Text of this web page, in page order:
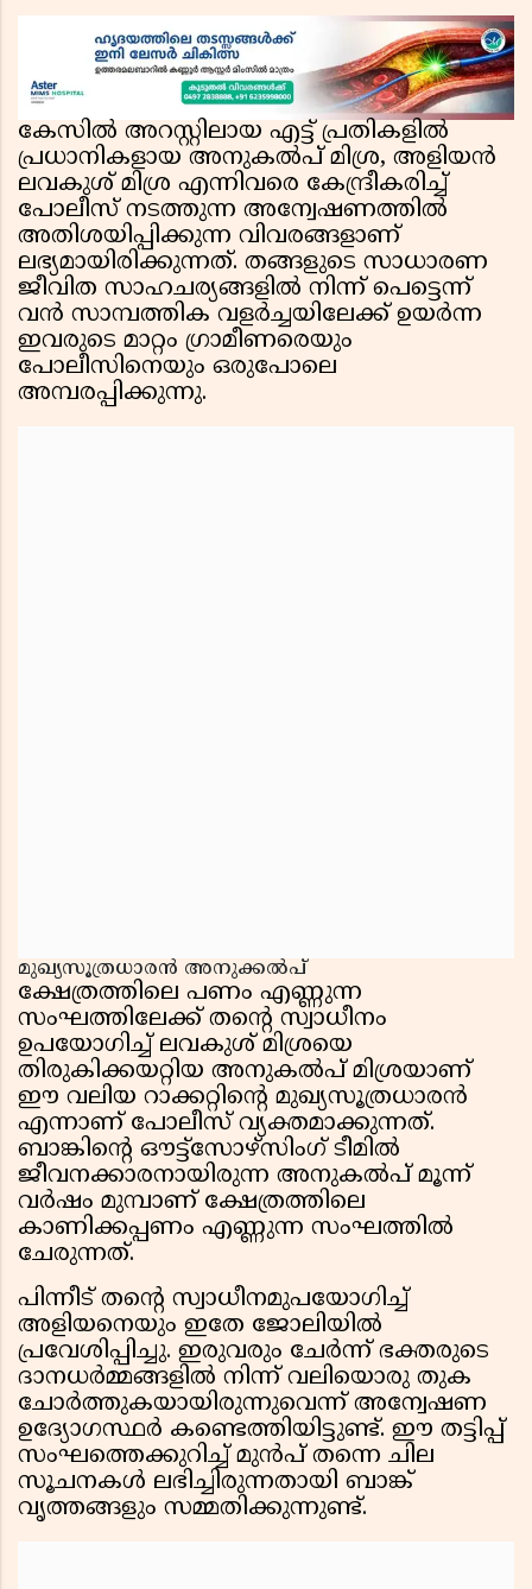
കേസിൽ അറസ്റ്റിലായ എട്ട് പ്രതികളിൽ
പ്രധാനികളായ അനുകൽപ് മിശ്ര, അളിയൻ
ലവകുശ് മിശ്ര എന്നിവരെ കേന്ദ്രീകരിച്ച്
പോലീസ് നടത്തുന്ന അന്വേഷണത്തിൽ
അതിശയിപ്പിക്കുന്ന വിവരങ്ങളാണ്
ലഭ്യമായിരിക്കുന്നത്. തങ്ങളുടെ സാധാരണ
ജീവിത സാഹചര്യങ്ങളിൽ നിന്ന് പെട്ടെന്ന്
വൻ സാമ്പത്തിക വളർച്ചയിലേക്ക് ഉയർന്ന
ഇവരുടെ മാറ്റം ഗ്രാമീണരെയും
പോലീസിനെയും ഒരുപോലെ
അമ്പരപ്പിക്കുന്നു.
മുഖ്യസൂത്രധാരൻ അനുക്കൽപ്
ക്ഷേത്രത്തിലെ പണം എണ്ണുന്ന
സംഘത്തിലേക്ക് തന്റെ സ്വാധീനം
ഉപയോഗിച്ച് ലവകുശ് മിശ്രയെ
തിരുകിക്കയറ്റിയ അനുകൽപ് മിശ്രയാണ്
ഈ വലിയ റാക്കറ്റിന്റെ മുഖ്യസൂത്രധാരൻ
എന്നാണ് പോലീസ് വ്യക്തമാക്കുന്നത്.
ബാങ്കിന്റെ ഔട്ട്‌സോഴ്‌സിംഗ് ടീമിൽ
ജീവനക്കാരനായിരുന്ന അനുകൽപ് മൂന്ന്
വർഷം മുമ്പാണ് ക്ഷേത്രത്തിലെ
കാണിക്കപ്പണം എണ്ണുന്ന സംഘത്തിൽ
ചേരുന്നത്.
പിന്നീട് തന്റെ സ്വാധീനമുപയോഗിച്ച്
അളിയനെയും ഇതേ ജോലിയിൽ
പ്രവേശിപ്പിച്ചു. ഇരുവരും ചേർന്ന് ഭക്തരുടെ
ദാനധർമ്മങ്ങളിൽ നിന്ന് വലിയൊരു തുക
ചോർത്തുകയായിരുന്നുവെന്ന് അന്വേഷണ
ഉദ്യോഗസ്ഥർ കണ്ടെത്തിയിട്ടുണ്ട്. ഈ തട്ടിപ്പ്
സംഘത്തെക്കുറിച്ച് മുൻപ് തന്നെ ചില
സൂചനകൾ ലഭിച്ചിരുന്നതായി ബാങ്ക്
വൃത്തങ്ങളും സമ്മതിക്കുന്നുണ്ട്.